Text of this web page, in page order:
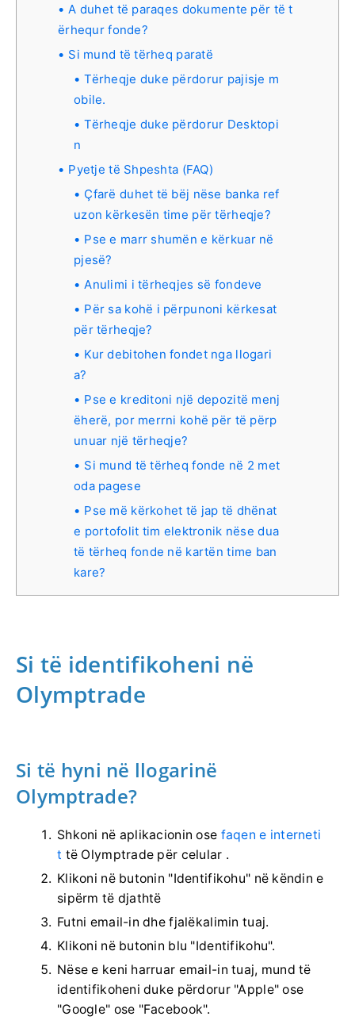
A duhet të paraqes dokumente për të t
ërhequr fonde?
Si mund të tërheq paratë
Tërheqje duke përdorur pajisje m
obile.
Tërheqje duke përdorur Desktopi
n
Pyetje të Shpeshta (FAQ)
Çfarë duhet të bëj nëse banka ref
uzon kërkesën time për tërheqje?
Pse e marr shumën e kërkuar në
pjesë?
Anulimi i tërheqjes së fondeve
Për sa kohë i përpunoni kërkesat
për tërheqje?
Kur debitohen fondet nga llogari
a?
Pse e kreditoni një depozitë menj
ëherë, por merrni kohë për të përp
unuar një tërheqje?
Si mund të tërheq fonde në 2 met
oda pagese
Pse më kërkohet të jap të dhënat
e portofolit tim elektronik nëse dua
të tërheq fonde në kartën time ban
kare?
Si të identifikoheni në
Olymptrade
Si të hyni në llogarinë
Olymptrade?
Shkoni në aplikacionin ose faqen e interneti
t të Olymptrade për celular .
Klikoni në butonin "Identifikohu" në këndin e
sipërm të djathtë
Futni email-in dhe fjalëkalimin tuaj.
Klikoni në butonin blu "Identifikohu".
Nëse e keni harruar email-in tuaj, mund të
identifikoheni duke përdorur "Apple" ose
"Google" ose "Facebook".